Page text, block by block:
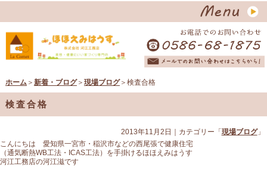
ホーム＞ 新着・ブログ＞ 現場ブログ＞検査合格
検査合格
2013年11月2日 ｜カテゴリー「 現場ブログ」
こんにちは 愛知県一宮市・稲沢市などの西尾張で健康住宅
（通気断熱WB工法・ICAS工法）を手掛けるほほえみはうす
河江工務店の河江滋です